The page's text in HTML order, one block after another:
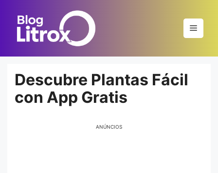
contenido
Menú
Descubre Plantas Fácil
con App Gratis
ANÚNCIOS